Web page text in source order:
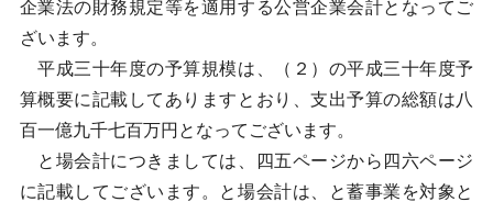
企業法の財務規定等を適用する公営企業会計となってご
ざいます。
平成三十年度の予算規模は、（２）の平成三十年度予
算概要に記載してありますとおり、支出予算の総額は八
百一億九千七百万円となってございます。
と場会計につきましては、四五ページから四六ページ
に記載してございます。と場会計は、と蓄事業を対象と